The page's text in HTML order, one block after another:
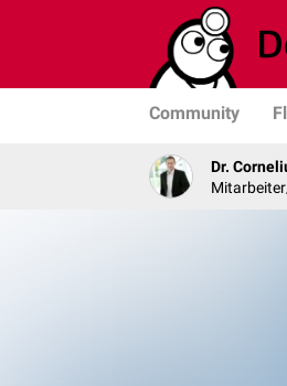
Community
Dr.